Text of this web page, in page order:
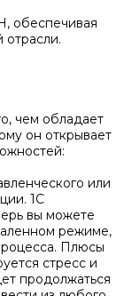
обеспечивая
отрасли.
чем обладает
он открывает
или
1С
вы можете
режиме,
Плюсы
стресс и
продолжаться